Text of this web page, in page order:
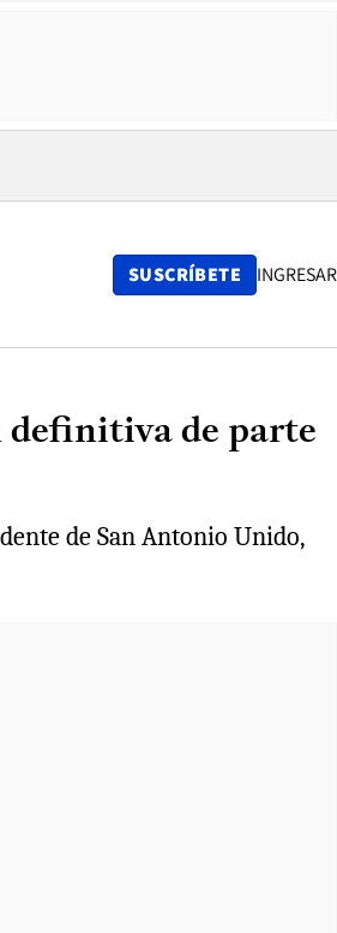
SUSCRÍBETE INGRESAR
definitiva de parte
de San Antonio Unido,